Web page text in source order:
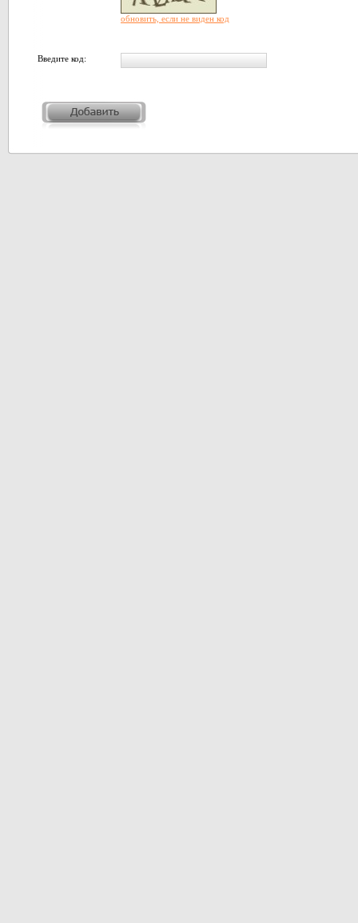
обновить, если не виден код
Введите код: